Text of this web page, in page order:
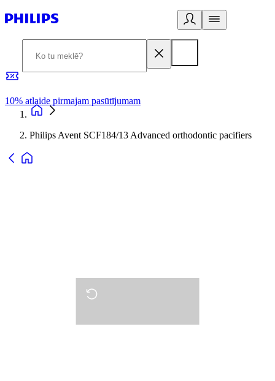
10% atlaide pirmajam pasūtījumam
Philips Avent SCF184/13 Advanced orthodontic pacifiers